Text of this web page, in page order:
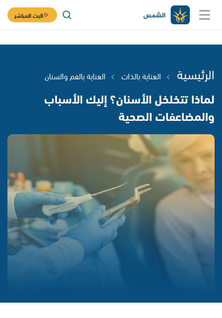
البث المباشر
الرئيسية العناية بالذات العناية بالفم والسنان
لماذا تتخلخل الأسنان؟ إليك الأسباب
والمضاعفات الصحية